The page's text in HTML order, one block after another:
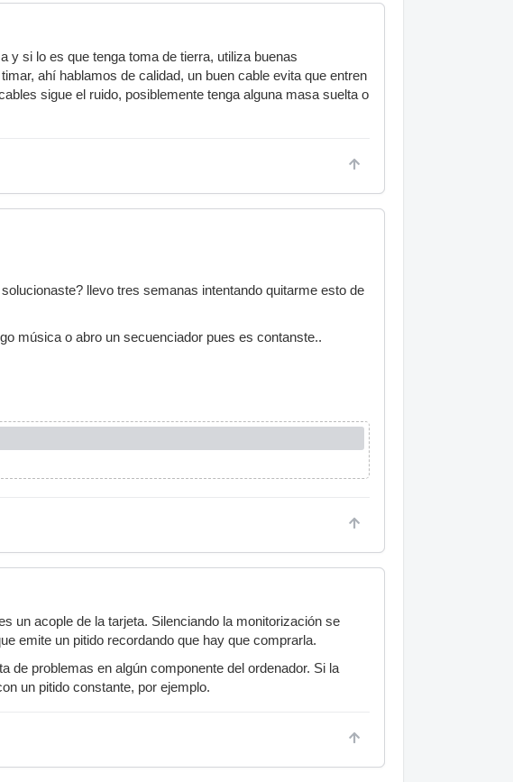
y si lo es que tenga toma de tierra, utiliza buenas
ahí hablamos de calidad, un buen cable evita que entren
sigue el ruido, posiblemente tenga alguna masa suelta o
llevo tres semanas intentando quitarme esto de
música o abro un secuenciador pues es contanste..
un acople de la tarjeta. Silenciando la monitorización se
emite un pitido recordando que hay que comprarla.
de problemas en algún componente del ordenador. Si la
un pitido constante, por ejemplo.